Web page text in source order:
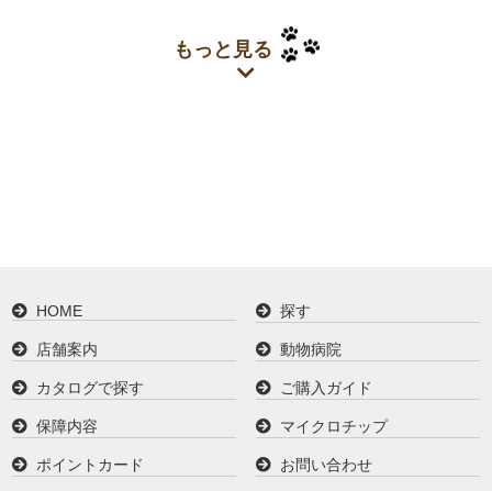
もっと見る
HOME 探す
店舗案内 動物病院
カタログで探す ご購入ガイド
保障内容 マイクロチップ
ポイントカード お問い合わせ